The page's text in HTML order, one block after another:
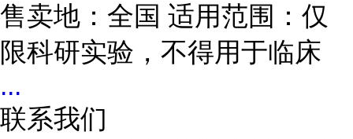
售卖地：全国 适用范围：仅
限科研实验，不得用于临床
...
联系我们